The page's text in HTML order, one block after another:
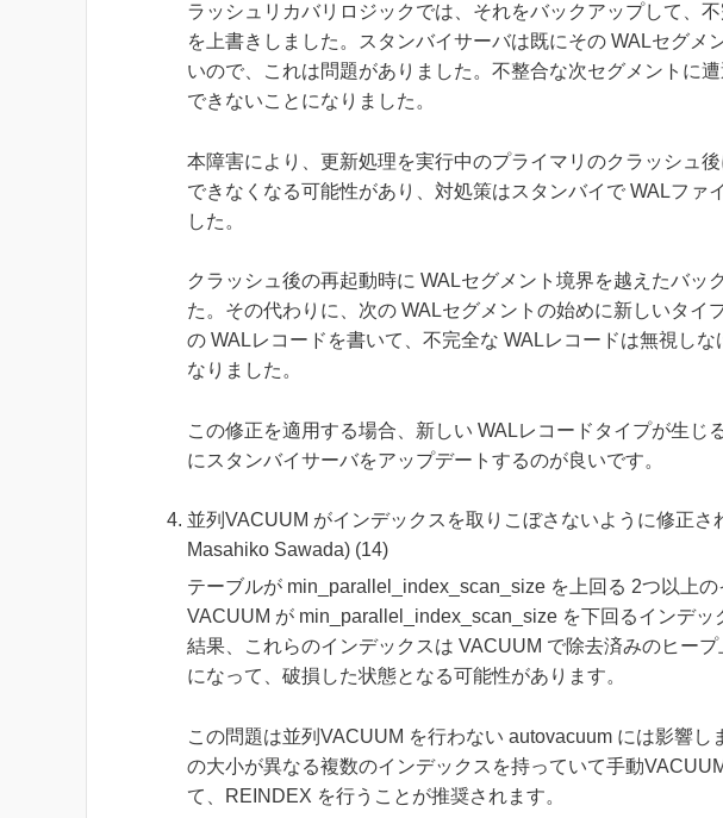
ラッシュリカバリロジックでは、それをバックアップして、
を上書きしました。スタンバイサーバは既にその WALセグメ
いので、これは問題がありました。不整合な次セグメントに
できないことになりました。
本障害により、更新処理を実行中のプライマリのクラッシュ
できなくなる可能性があり、対処策はスタンバイで WALファ
した。
クラッシュ後の再起動時に WALセグメント境界を越えたバッ
た。その代わりに、次の WALセグメントの始めに新しいタイ
の WALレコードを書いて、不完全な WALレコードは無視し
なりました。
この修正を適用する場合、新しい WALレコードタイプが生じ
にスタンバイサーバをアップデートするのが良いです。
並列VACUUM がインデックスを取りこぼさないように修正さ
Masahiko Sawada) (14)
テーブルが min_parallel_index_scan_size を上回る 2つ以上
VACUUM が min_parallel_index_scan_size を下回るインデ
結果、これらのインデックスは VACUUM で除去済みのヒー
になって、破損した状態となる可能性があります。
この問題は並列VACUUM を行わない autovacuum には影響
の大小が異なる複数のインデックスを持っていて手動
て、REINDEX を行うことが推奨されます。